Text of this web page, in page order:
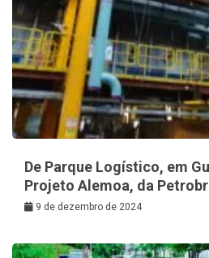
De Parque Logístico, em
Projeto Alemoa, da
9 de dezembro de 2024